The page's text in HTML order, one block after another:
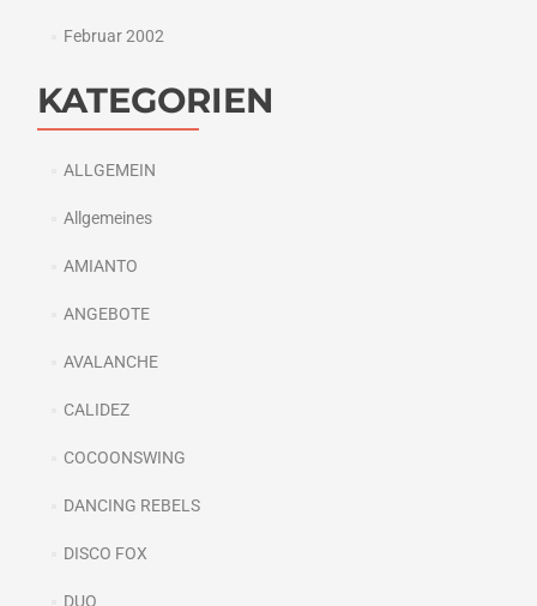
Februar 2002
KATEGORIEN
ALLGEMEIN
Allgemeines
AMIANTO
ANGEBOTE
AVALANCHE
CALIDEZ
COCOONSWING
DANCING REBELS
DISCO FOX
DUO